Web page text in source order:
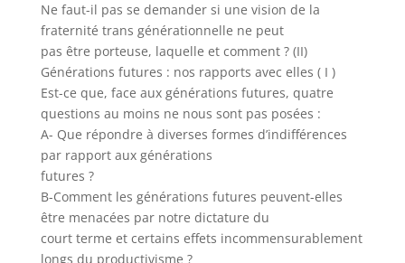
Ne faut-il pas se demander si une vision de la
fraternité trans générationnelle ne peut
pas être porteuse, laquelle et comment ? (II)
Générations futures : nos rapports avec elles ( I )
Est-ce que, face aux générations futures, quatre
questions au moins ne nous sont pas posées :
A- Que répondre à diverses formes d’indifférences
par rapport aux générations
futures ?
B-Comment les générations futures peuvent-elles
être menacées par notre dictature du
court terme et certains effets incommensurablement
longs du productivisme ?